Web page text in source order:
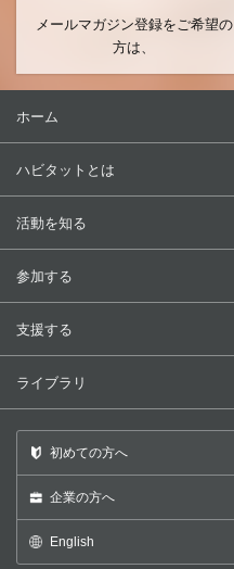
メールマガジン登録をご希望の
方は、
ホーム
ハビタットとは
活動を知る
参加する
支援する
ライブラリ
初めての方へ
企業の方へ
English